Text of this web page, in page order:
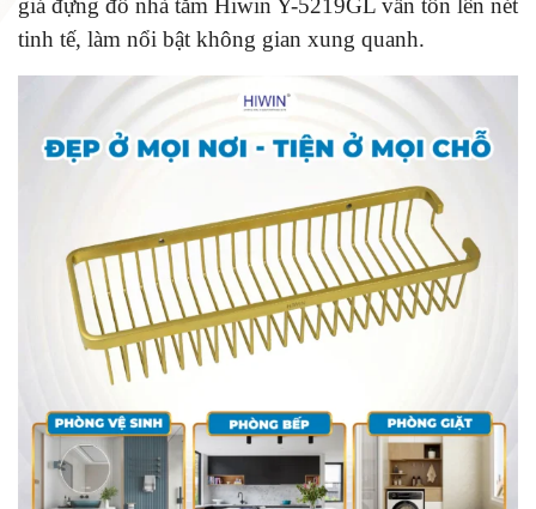
tinh tế, làm nổi bật không gian xung quanh.